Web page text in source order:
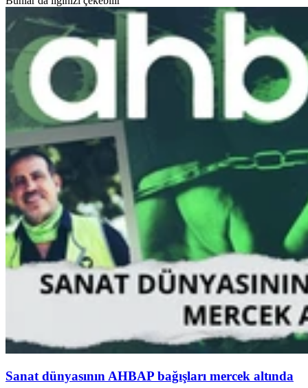
Sanat dünyasının AHBAP bağışları mercek altında